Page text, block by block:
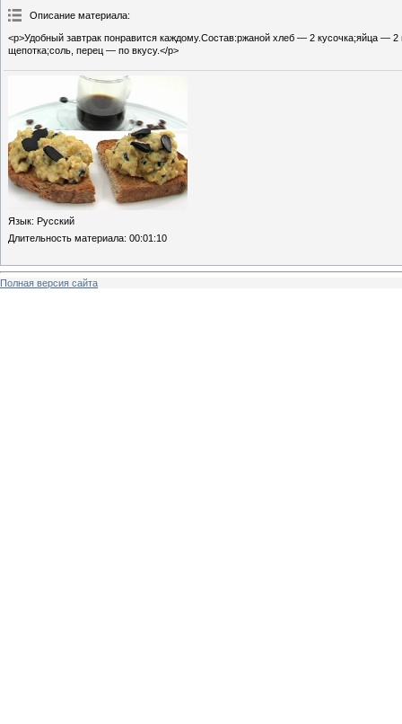
Описание материала:
<p>Удобный завтрак понравится каждому.Состав:ржаной хлеб — 2 кусочка;яйца
щепотка;соль, перец — по вкусу.</p>
Язык: Русский
Длительность материала: 00:01:10
Полная версия сайта